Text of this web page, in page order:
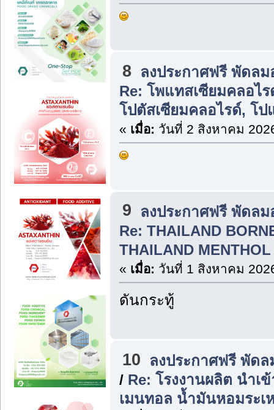
8 ลงประกาศฟรี พัดล
Re: โพแทสเซียมคลอไ
โปตัสเซียมคลอไรด์, โป
« เมื่อ: วันที่ 2 สิงหาคม
9
ลงประกาศฟรี พัดล
Re: THAILAND
THAILAND
« เมื่อ: วันที่ 1 สิงหาคม
ดันกระทู้
10
ลงประกาศฟรี พัด
/ Re: โรงงานผลิต นำเ
เมนทอล น้ำมันหอมระเ